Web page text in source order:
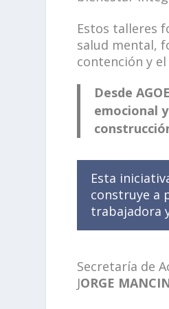
Estos talleres
salud mental,
contención y
Desde
emocional
Esta
construye a
trabajadora
Secretaría de
JORGE